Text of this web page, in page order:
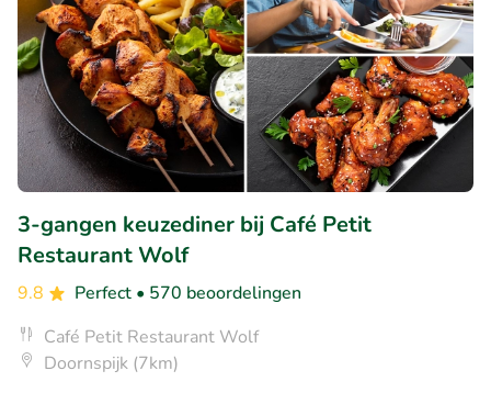
3-gangen keuzediner bij Café Petit
Restaurant Wolf
9.8 Perfect • 570 beoordelingen
Café Petit Restaurant Wolf
Doornspijk (7km)